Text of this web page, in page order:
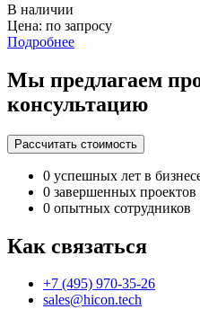
В наличии
Цена: по запросу
Подробнее
Мы предлагаем
консультацию
Рассчитать стоимость
0 успешных лет в
0 завершенных проектов
0 опытных сотрудников
Как связаться
+7 (495) 970-35-26
sales@hicon.tech